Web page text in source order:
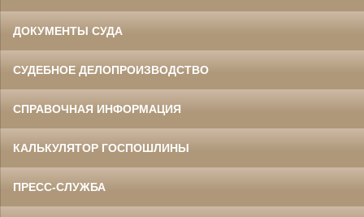
ДОКУМЕНТЫ СУДА
СУДЕБНОЕ ДЕЛОПРОИЗВОДСТВО
СПРАВОЧНАЯ ИНФОРМАЦИЯ
КАЛЬКУЛЯТОР ГОСПОШЛИНЫ
ПРЕСС-СЛУЖБА